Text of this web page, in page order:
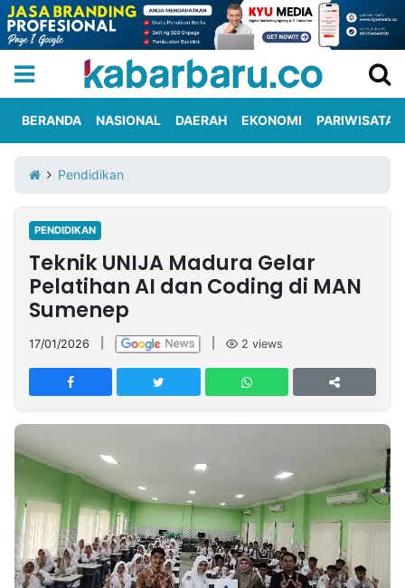
Iklan
Berita
Kami
Nasional
International
Olahraga
Entertainment
Daerah
Pariwisata
Kuliner
Kolom
Network
PT
TREETAN
INDONESIA
Insight
NTB
Suara
Time
Lens
IDN
Daily
Jogja
Jalan
Rakyat
Idealita
News
Kita
Notice
Dinamikapost.com
Radar
Baru
Seedbacklink
BERANDA NASIONAL DAERAH EKONOMI PARIWISATA
Pendidikan
PENDIDIKAN
Teknik UNIJA Madura Gelar
Pelatihan AI dan Coding di MAN
Sumenep
17/01/2026 2 views